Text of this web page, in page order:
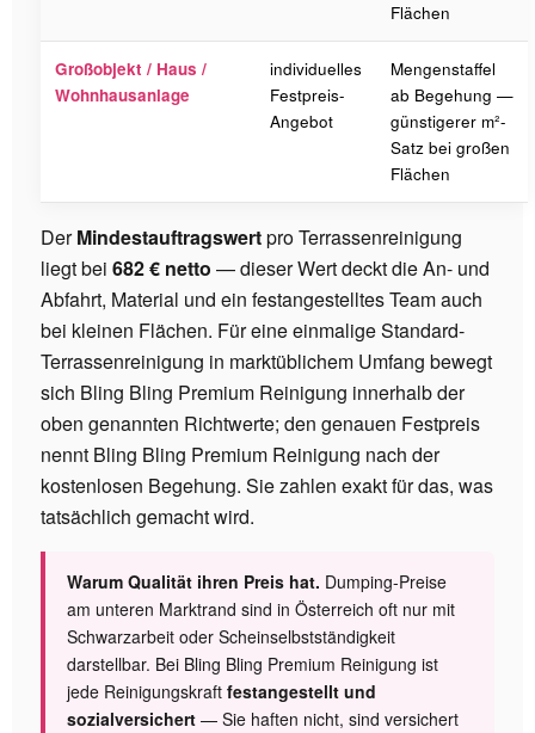
Flächen
Großobjekt / Haus /
Wohnhausanlage
individuelles
Festpreis-
Angebot
Mengenstaffel
ab Begehung —
günstigerer m²-
Satz bei großen
Flächen
DerMindestauftragswertpro Terrassenreinigung
liegt bei 682 € netto — dieser Wert deckt die An- und
Abfahrt, Material und ein festangestelltes Team auch
bei kleinen Flächen. Für eine einmalige Standard-
Terrassenreinigung in marktüblichem Umfang bewegt
sich Bling Bling Premium Reinigung innerhalb der
oben genannten Richtwerte; den genauen Festpreis
nennt Bling Bling Premium Reinigung nach der
kostenlosen Begehung. Sie zahlen exakt für das, was
tatsächlich gemacht wird.
Warum Qualität ihren Preis hat. Dumping-Preise
am unteren Marktrand sind in Österreich oft nur mit
Schwarzarbeit oder Scheinselbstständigkeit
darstellbar. Bei Bling Bling Premium Reinigung ist
jede Reinigungskraft festangestellt und
sozialversichert — Sie haften nicht, sind versichert